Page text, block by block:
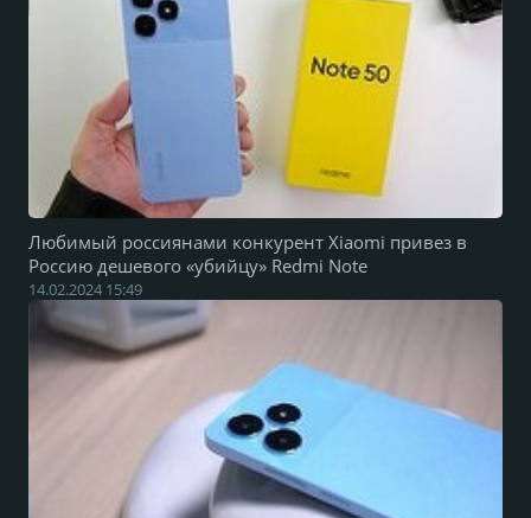
Любимый россиянами конкурент Xiaomi привез в
Россию дешевого «убийцу» Redmi Note
14.02.2024 15:49